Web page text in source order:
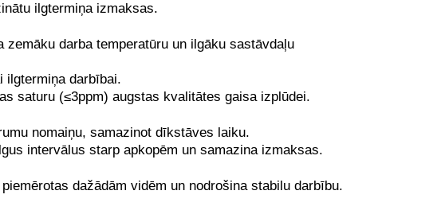
ilgtermiņa izmaksas.
darba temperatūru un ilgāku sastāvdaļu
ilgtermiņa darbībai.
saturu (≤3ppm) augstas kvalitātes gaisa izplūdei.
nomaiņu, samazinot dīkstāves laiku.
intervālus starp apkopēm un samazina izmaksas.
dažādām vidēm un nodrošina stabilu darbību.